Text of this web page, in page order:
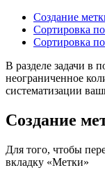
Создание
Сортировка
Сортировка
В разделе задачи в
неограниченное
систематизации
Создание
Для того, чтобы
вкладку «Метки»